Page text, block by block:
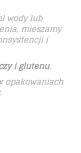
wody lub
mieszamy
i
i glutenu.
opakowaniach